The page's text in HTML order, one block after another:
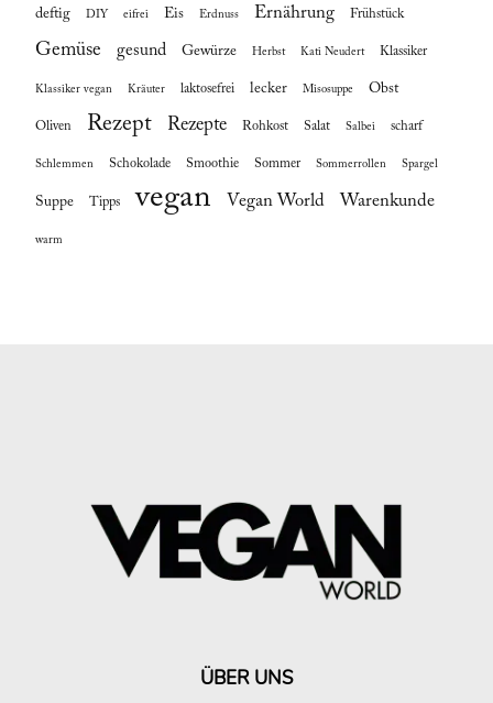
deftig DIY eifrei Eis Erdnuss Ernährung Frühstück
Gemüse gesund Gewürze Herbst Kati Neudert Klassiker
Klassiker vegan Kräuter laktosefrei lecker Misosuppe Obst
Oliven Rezept Rezepte Rohkost Salat Salbei scharf
Schlemmen Schokolade Smoothie Sommer Sommerrollen Spargel
Suppe Tipps vegan Vegan World Warenkunde
warm
ÜBER UNS